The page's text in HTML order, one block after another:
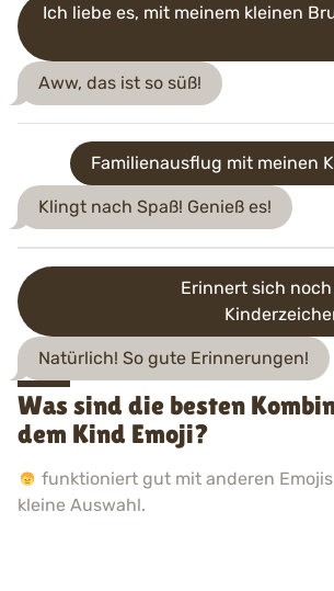
Ich liebe es, mit meinem kleinen
Aww, das ist so süß!
Familienausflug mit meinen
Klingt nach Spaß! Genieß es!
Erinnert sich
Natürlich! So gute Erinnerungen!
Was sind die besten
dem Kind Emoji?
funktioniert gut mit anderen
kleine Auswahl.